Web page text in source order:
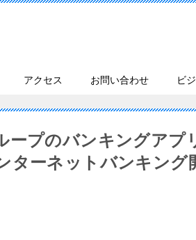
アクセス お問い合わせ ビ
ープのバンキングアプ
ターネットバンキング